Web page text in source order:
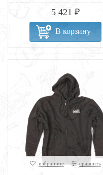
5 421 ₽
В корзину
избранное сравнить